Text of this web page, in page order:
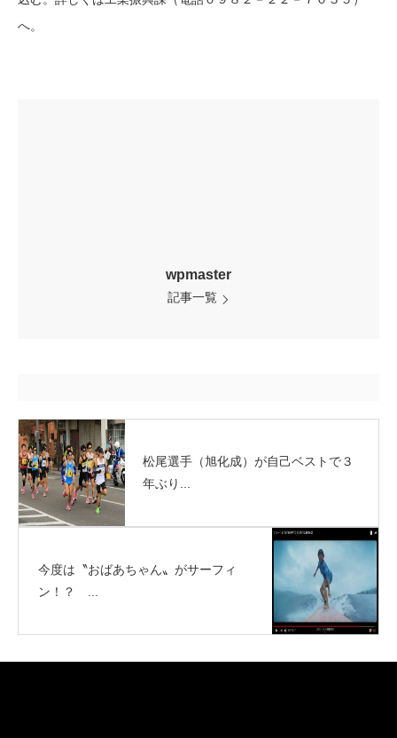
へ。
wpmaster
記事一覧
松尾選手（旭化成）が自己ベストで３
年ぶり...
今度は〝おばあちゃん〟がサーフィ
ン！？ ...